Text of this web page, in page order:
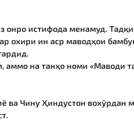
онро истифода менамуд.
охири ин аср маводҳои
на танҳо номи «Маводи
ва Чину Ҳиндустон вохӯрдан